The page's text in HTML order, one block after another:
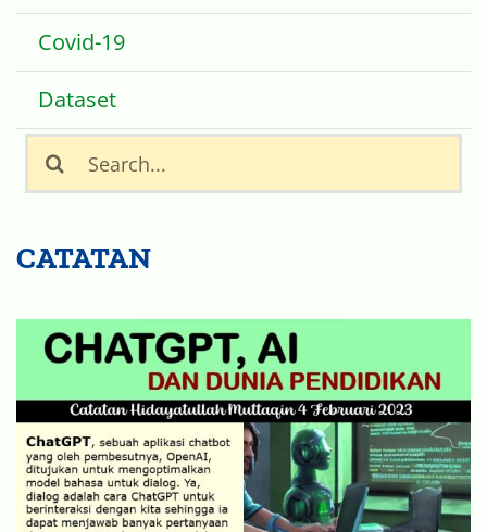
Isu Internasional
Covid-19
Dataset
Search